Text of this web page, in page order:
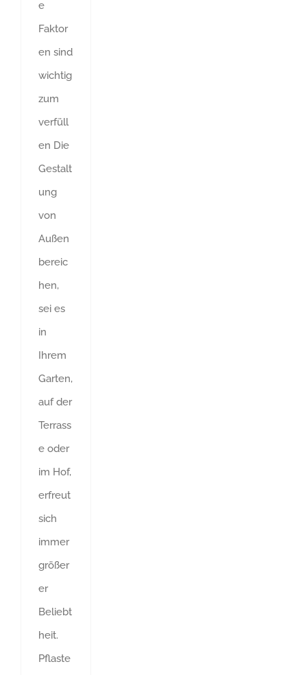
e
Faktor
en sind
wichtig
zum
verfüll
en Die
Gestalt
ung
von
Außen
bereic
hen,
sei es
in
Ihrem
Garten,
auf der
Terrass
e oder
im Hof,
erfreut
sich
immer
größer
er
Beliebt
heit.
Pflaste